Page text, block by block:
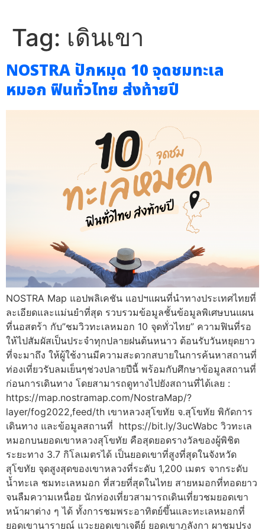
Tag: เดินเขา
NOSTRA ปักหมุด 10 จุดชมทะเล
หมอก ฟินทั่วไทย ส่งท้ายปี
NOSTRA Map แอปพลิเคชัน แอปฯแผนที่นำทางประเทศไทยที่
ละเอียดและแม่นยำที่สุด รวบรวมข้อมูลชั้นข้อมูลพิเศษบนแผน
ที่นอสตร้า กับ”ชมวิวทะเลหมอก 10 จุดทั่วไทย” ความฟินที่รอ
ให้ไปสัมผัสเป็นประจำทุกปลายฝนต้นหนาว ต้อนรับวันหยุดยาว
ที่จะมาถึง ให้ผู้ใช้งานมีความสะดวกสบายในการค้นหาสถานที่
ท่องเที่ยวรับลมเย็นๆช่วงปลายปีนี้ พร้อมกับศึกษาข้อมูลสถานที่
ก่อนการเดินทาง โดยสามารถดูทางไปยังสถานที่ได้เลย :
https://map.nostramap.com/NostraMap/?
layer/fog2022,feed/th เขาหลวงสุโขทัย จ.สุโขทัย พิกัดการ
เดินทาง และข้อมูลสถานที่ https://bit.ly/3ucWabc วิวทะเล
หมอกบนยอดเขาหลวงสุโขทัย คือสุดยอดรางวัลของผู้พิชิต
ระยะทาง 3.7 กิโลเมตรได้ เป็นยอดเขาที่สูงที่สุดในจังหวัด
สุโขทัย จุดสูงสุดของเขาหลวงที่ระดับ 1,200 เมตร จากระดับ
น้ำทะเล ชมทะเลหมอก ที่สวยที่สุดในไทย สายหมอกที่ทอดยาว
จนลืมความเหนื่อย นักท่องเที่ยวสามารถเดินเที่ยวชมยอดเขา
หน้าผาต่าง ๆ ได้ ทั้งการชมพระอาทิตย์ขึ้นและทะเลหมอกที่
ยอดเขานารายณ์ แวะยอดเขาเจดีย์ ยอดเขาภูลังกา ผาชมปรง